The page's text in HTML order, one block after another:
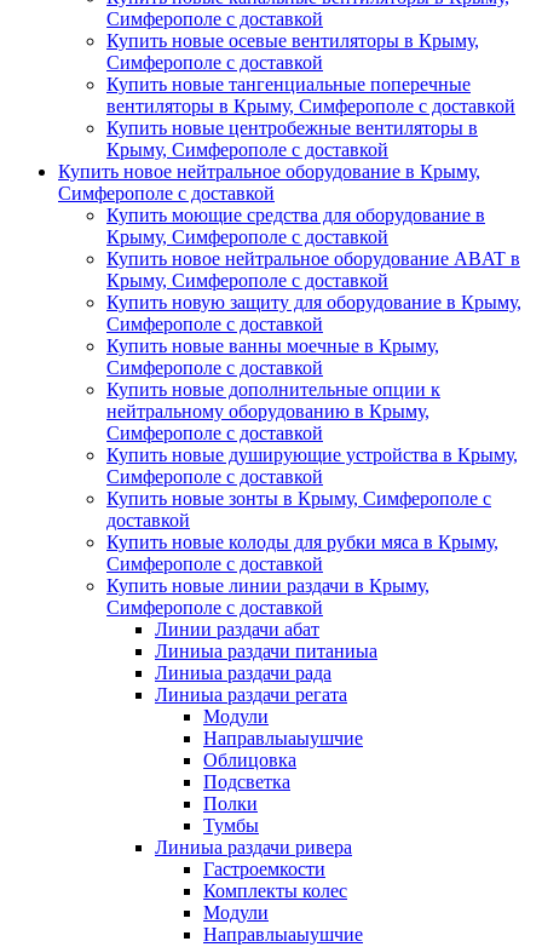
Симферополе с доставкой
Купить новые осевые вентиляторы в Крыму,
Симферополе с доставкой
Купить новые тангенциальные поперечные
вентиляторы в Крыму, Симферополе с доставкой
Купить новые центробежные вентиляторы в
Крыму, Симферополе с доставкой
Купить новое нейтральное оборудование в Крыму,
Симферополе с доставкой
Купить моющие средства для оборудование в
Крыму, Симферополе с доставкой
Купить новое нейтральное оборудование ABAT в
Крыму, Симферополе с доставкой
Купить новую защиту для оборудование в Крыму,
Симферополе с доставкой
Купить новые ванны моечные в Крыму,
Симферополе с доставкой
Купить новые дополнительные опции к
нейтральному оборудованию в Крыму,
Симферополе с доставкой
Купить новые душирующие устройства в Крыму,
Симферополе с доставкой
Купить новые зонты в Крыму, Симферополе с
доставкой
Купить новые колоды для рубки мяса в Крыму,
Симферополе с доставкой
Купить новые линии раздачи в Крыму,
Симферополе с доставкой
Линии раздачи абат
Линиыа раздачи питаниыа
Линиыа раздачи рада
Линиыа раздачи регата
Модули
Направлыаыушчие
Облицовка
Подсветка
Полки
Тумбы
Линиыа раздачи ривера
Гастроемкости
Комплекты колес
Модули
Направлыаыушчие